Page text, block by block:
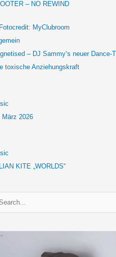
– NO REWIND
– DJ Sammy‘s neuer Dance-
toxische Anziehungskraft
März 2026
KITE „WORLDS“